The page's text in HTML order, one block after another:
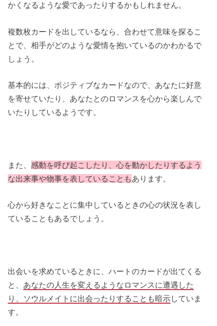
かくなるような愛であったりするかもしれません。
複数枚カードを出しているなら、合わせて意味を探るこ
とで、相手がどのような愛情を抱いているのかわかるで
しょう。
基本的には、ポジティブなカードなので、あなたに好意
を寄せていたり、あなたとのロマンスを心から楽しんで
いたりしているようです。
また、感動を呼び起こしたり、心を動かしたりするよう
な出来事や物事を表していることもあります。
心から好きなことに集中しているときの心の状況を表し
ていることもあるでしょう。
出会いを求めているときに、ハートのカードが出てくる
と、 あなたの人生を変えるようなロマンスに遭遇した
り、ソウルメイトに出会ったりすることも暗示していま
す。